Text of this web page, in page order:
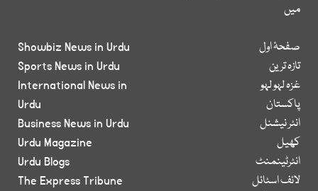
میں
صفحۂ اول
تازہ ترین
غزہ لہو لہو
پاکستان
انٹر نیشنل
کھیل
انٹرٹینمنٹ
لائف اسٹائل
Showbiz News in Urdu
Sports News in Urdu
International News in
Urdu
Business News in Urdu
Urdu Magazine
Urdu Blogs
The Express Tribune